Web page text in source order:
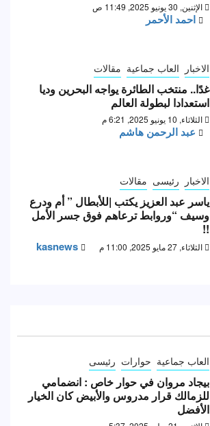
الإثنين, 30 يونيو 2025, 11:49 ص
احمد الأحمر
الاخبار العاب جماعية مقالات
غدًا.. منتخب الطائرة يواجه البحرين وديا
استعدادا لبطولة العالم
الثلاثاء, 10 يونيو 2025, 6:21 م
عبد الرحمن هاشم
الاخبار رئيسى مقالات
ياسر عبد العزيز يكتب |للأبطال ” أم ودرع
وسيف “وروابط ترعاهم فوق جسر الأمل
!!
الثلاثاء, 27 مايو 2025, 11:00 م kasnews
العاب جماعية حوارات رئيسى
بيجاد مروان في حوار خاص : انضمامي
للزمالك قرار مدروس والأبيض كان الخيار
الأفضل